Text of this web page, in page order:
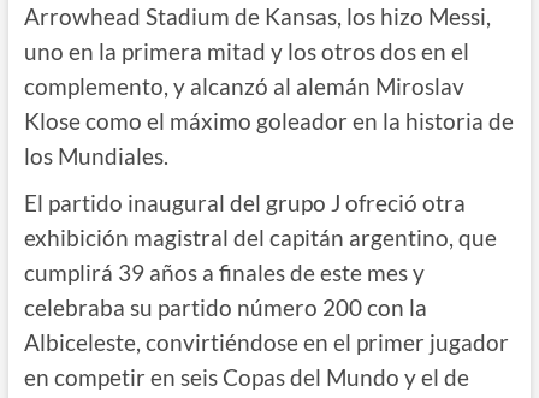
Arrowhead Stadium de Kansas, los hizo Messi,
uno en la primera mitad y los otros dos en el
complemento, y alcanzó al alemán Miroslav
Klose como el máximo goleador en la historia de
los Mundiales.
El partido inaugural del grupo J ofreció otra
exhibición magistral del capitán argentino, que
cumplirá 39 años a finales de este mes y
celebraba su partido número 200 con la
Albiceleste, convirtiéndose en el primer jugador
en competir en seis Copas del Mundo y el de